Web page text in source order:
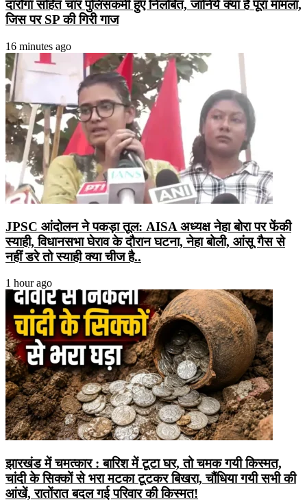
दारोगा सहित चार पुलिसकर्मी हुए निलंबित, जानिये क्या है पूरा मामला,
जिस पर SP की गिरी गाज
16 minutes ago
JPSC आंदोलन ने पकड़ा तूल: AISA अध्यक्ष नेहा बोरा पर फेंकी
स्याही, विधानसभा घेराव के दौरान घटना, नेहा बोली, आंसू गैस से
नहीं डरे तो स्याही क्या चीज है..
1 hour ago
झारखंड में चमत्कार : बारिश में टूटा घर, तो चमक गयी किस्मत,
चांदी के सिक्कों से भरा मटका टूटकर बिखरा, चौंधिया गयी सभी की
आंखें, रातोंरात बदल गई परिवार की किस्मत!